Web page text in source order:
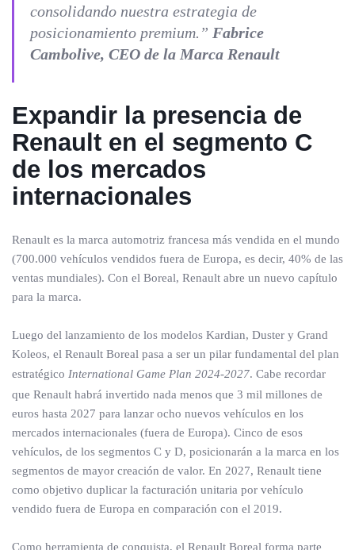
consolidando nuestra estrategia de
posicionamiento premium.” Fabrice
Cambolive, CEO de la Marca Renault
Expandir la presencia de
Renault en el segmento C
de los mercados
internacionales
Renault es la marca automotriz francesa más vendida en el mundo
(700.000 vehículos vendidos fuera de Europa, es decir, 40% de las
ventas mundiales). Con el Boreal, Renault abre un nuevo capítulo
para la marca.
Luego del lanzamiento de los modelos Kardian, Duster y Grand
Koleos, el Renault Boreal pasa a ser un pilar fundamental del plan
estratégico International Game Plan 2024-2027. Cabe recordar
que Renault habrá invertido nada menos que 3 mil millones de
euros hasta 2027 para lanzar ocho nuevos vehículos en los
mercados internacionales (fuera de Europa). Cinco de esos
vehículos, de los segmentos C y D, posicionarán a la marca en los
segmentos de mayor creación de valor. En 2027, Renault tiene
como objetivo duplicar la facturación unitaria por vehículo
vendido fuera de Europa en comparación con el 2019.
Como herramienta de conquista, el Renault Boreal forma parte